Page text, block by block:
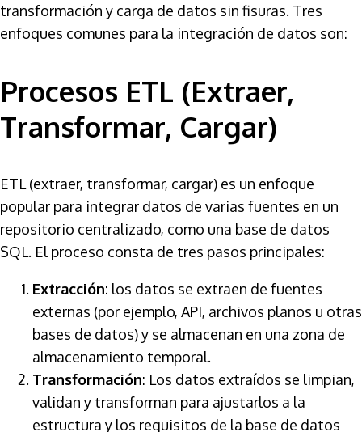
transformación y carga de datos sin fisuras. Tres
enfoques comunes para la integración de datos son:
Procesos ETL (Extraer,
Transformar, Cargar)
ETL (extraer, transformar, cargar) es un enfoque
popular para integrar datos de varias fuentes en un
repositorio centralizado, como una base de datos
SQL. El proceso consta de tres pasos principales:
Extracción: los datos se extraen de fuentes
externas (por ejemplo, API, archivos planos u otras
bases de datos) y se almacenan en una zona de
almacenamiento temporal.
Transformación: Los datos extraídos se limpian,
validan y transforman para ajustarlos a la
estructura y los requisitos de la base de datos